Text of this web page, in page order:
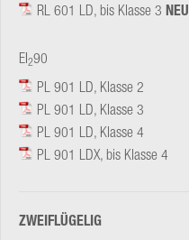
RL 601 LD, bis Klasse 3 NEU
EI290
PL 901 LD, Klasse 2
PL 901 LD, Klasse 3
PL 901 LD, Klasse 4
PL 901 LDX, bis Klasse 4
ZWEIFLÜGELIG